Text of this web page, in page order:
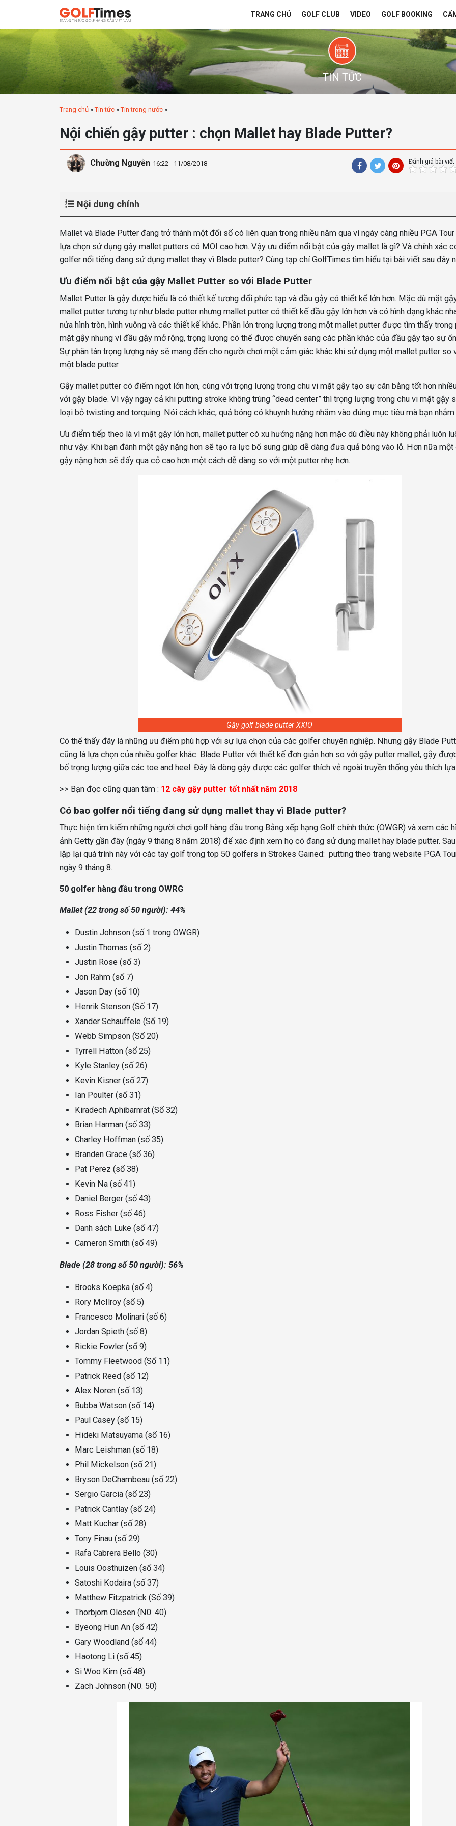
TRANG CHỦ GOLF CLUB VIDEO GOLF BOOKING
TIN TỨC
Trang chủ »Tin tức »Tin trong nước »
Nội chiến gậy putter : chọn Mallet hay Blade Putter?
Chường Nguyễn 16:22 - 11/08/2018 Đánh giá bài viết
Nội dung chính
Mallet và Blade Putter đang trở thành một đối số có liên quan trong nhiều năm qua vì ngày càng nhiều PGA
lựa chọn sử dụng gậy mallet putters có MOI cao hơn. Vậy ưu điểm nổi bật của gậy mallet là gì? Và chính xác
golfer nổi tiếng đang sử dụng mallet thay vì Blade putter? Cùng tạp chí GolfTimes tìm hiểu tại bài viết sau đây
Ưu điểm nổi bật của gậy Mallet Putter so với Blade Putter
Mallet Putter là gậy được hiểu là có thiết kế tương đối phức tạp và đầu gậy có thiết kế lớn hơn. Mặc dù mặt
mallet putter tương tự như blade putter nhưng mallet putter có thiết kế đầu gậy lớn hơn và có hình dạng khác
nửa hình tròn, hình vuông và các thiết kế khác. Phần lớn trọng lượng trong một mallet putter được tìm thấy trong
mặt gậy nhưng vì đầu gậy mở rộng, trọng lượng có thể được chuyển sang các phần khác của đầu gậy tạo sự
Sự phân tán trọng lượng này sẽ mang đến cho người chơi một cảm giác khác khi sử dụng một mallet putter so
một blade putter.
Gậy mallet putter có điểm ngọt lớn hơn, cùng với trọng lượng trong chu vi mặt gậy tạo sự cân bằng tốt hơn
với gậy blade. Vì vậy ngay cả khi putting stroke không trúng “dead center” thì trọng lượng trong chu vi mặt gậy
loại bỏ twisting and torquing. Nói cách khác, quả bóng có khuynh hướng nhắm vào đúng mục tiêu mà bạn nhắm
Ưu điểm tiếp theo là vì mặt gậy lớn hơn, mallet putter có xu hướng nặng hơn mặc dù điều này không phải luôn
như vậy. Khi bạn đánh một gậy nặng hơn sẽ tạo ra lực bổ sung giúp dễ dàng đưa quả bóng vào lỗ. Hơn nữa một
gậy nặng hơn sẽ đẩy qua cỏ cao hơn một cách dễ dàng so với một putter nhẹ hơn.
Gậy golf blade putter XXIO
Có thể thấy đây là những ưu điểm phù hợp với sự lựa chọn của các golfer chuyên nghiệp. Nhưng gậy Blade
cũng là lựa chọn của nhiều golfer khác. Blade Putter với thiết kế đơn giản hơn so với gậy putter mallet, gậy
bố trọng lượng giữa các toe and heel. Đây là dòng gậy được các golfer thích vẻ ngoài truyền thống yêu thích lựa
>> Bạn đọc cũng quan tâm : 12 cây gậy putter tốt nhất năm 2018
Có bao golfer nổi tiếng đang sử dụng mallet thay vì Blade putter?
Thực hiện tìm kiếm những người chơi golf hàng đầu trong Bảng xếp hạng Golf chính thức (OWGR) và xem các
ảnh Getty gần đây (ngày 9 tháng 8 năm 2018) để xác định xem họ có đang sử dụng mallet hay blade putter.
lặp lại quá trình này với các tay golf trong top 50 golfers in Strokes Gained: putting theo trang website PGA
ngày 9 tháng 8.
50 golfer hàng đầu trong OWRG
Mallet (22 trong số 50 người): 44%
Dustin Johnson (số 1 trong OWGR)
Justin Thomas (số 2)
Justin Rose (số 3)
Jon Rahm (số 7)
Jason Day (số 10)
Henrik Stenson (Số 17)
Xander Schauffele (Số 19)
Webb Simpson (Số 20)
Tyrrell Hatton (số 25)
Kyle Stanley (số 26)
Kevin Kisner (số 27)
Ian Poulter (số 31)
Kiradech Aphibarnrat (Số 32)
Brian Harman (số 33)
Charley Hoffman (số 35)
Branden Grace (số 36)
Pat Perez (số 38)
Kevin Na (số 41)
Daniel Berger (số 43)
Ross Fisher (số 46)
Danh sách Luke (số 47)
Cameron Smith (số 49)
Blade (28 trong số 50 người): 56%
Brooks Koepka (số 4)
Rory McIlroy (số 5)
Francesco Molinari (số 6)
Jordan Spieth (số 8)
Rickie Fowler (số 9)
Tommy Fleetwood (Số 11)
Patrick Reed (số 12)
Alex Noren (số 13)
Bubba Watson (số 14)
Paul Casey (số 15)
Hideki Matsuyama (số 16)
Marc Leishman (số 18)
Phil Mickelson (số 21)
Bryson DeChambeau (số 22)
Sergio Garcia (số 23)
Patrick Cantlay (số 24)
Matt Kuchar (số 28)
Tony Finau (số 29)
Rafa Cabrera Bello (30)
Louis Oosthuizen (số 34)
Satoshi Kodaira (số 37)
Matthew Fitzpatrick (Số 39)
Thorbjorn Olesen (N0. 40)
Byeong Hun An (số 42)
Gary Woodland (số 44)
Haotong Li (số 45)
Si Woo Kim (số 48)
Zach Johnson (N0. 50)